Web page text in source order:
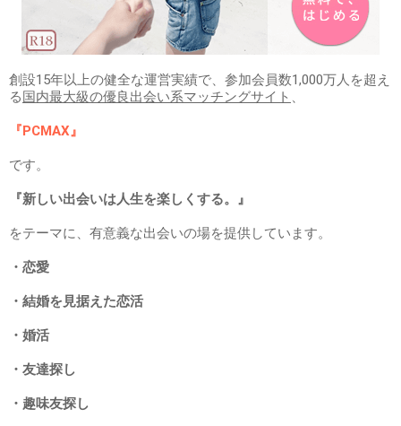
創設15年以上の健全な運営実績で、参加会員数1,000万人を超え
る国内最大級の優良出会い系マッチングサイト 、
『PCMAX』
です。
『新しい出会いは人生を楽しくする。』
をテーマに、有意義な出会いの場を提供しています。
・恋愛
・結婚を見据えた恋活
・婚活
・友達探し
・趣味友探し